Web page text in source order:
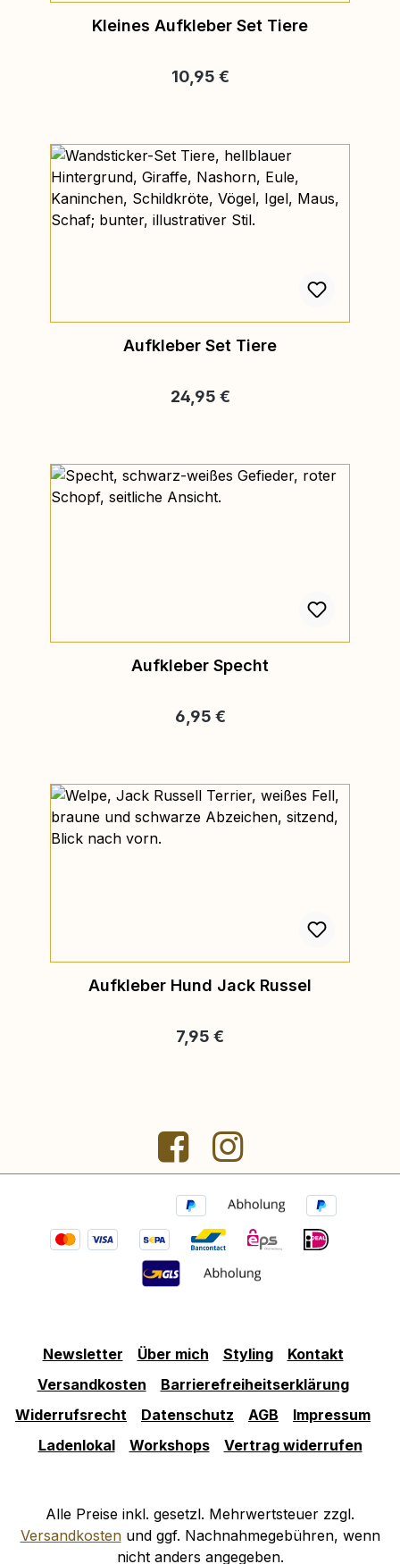
Kleines Aufkleber Set Tiere
Regulärer Preis:
10,95 €
Aufkleber Set Tiere
Regulärer Preis:
24,95 €
Aufkleber Specht
Regulärer Preis:
6,95 €
Aufkleber Hund Jack Russel
Regulärer Preis:
7,95 €
Newsletter Über mich Styling
Kontakt
Versandkosten
Barrierefreiheitserklärung
Widerrufsrecht
Datenschutz AGB
Impressum
Ladenlokal
Workshops Vertrag widerrufen
Alle Preise inkl. gesetzl. Mehrwertsteuer zzgl.
Versandkostenund ggf. Nachnahmegebühren, wenn
nicht anders angegeben.